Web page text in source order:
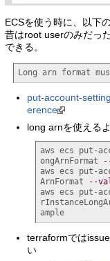
ECSを使う時に、以下
昔はroot userのみだっ
できる。
Long arn format
put-account-
erence
long arnを使える
aws ecs put-
ongArnFormat
aws ecs put-
ArnFormat
--
aws ecs put-
ample
terraformでは
い